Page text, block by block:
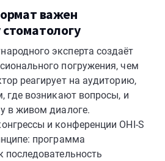
важен
эксперта создаёт
погружения, чем
реагирует на аудиторию,
где возникают вопросы, и
в живом диалоге.
и конференции OHI-S
программа
последовательность